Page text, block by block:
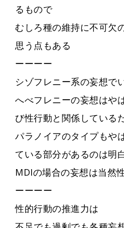
るもので
むしろ種の維持に不可欠
思う点もある
ーーーー
シゾフレニー系の妄想で
へべフレニーの妄想はや
び性行動と関係している
パラノイアのタイプもや
ている部分があるのは明
MDIの場合の妄想は当然
ーーーー
性的行動の推進力は